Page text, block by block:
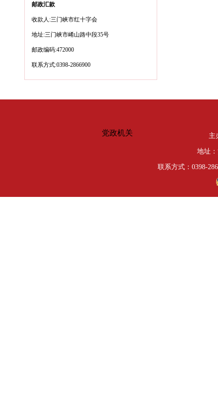
邮政汇款
收款人:三门峡市红十字会
地址:三门峡市崤山路中段35号
邮政编码:472000
联系方式:0398-2866900
党政机关 主
地址
联系方式：0398-